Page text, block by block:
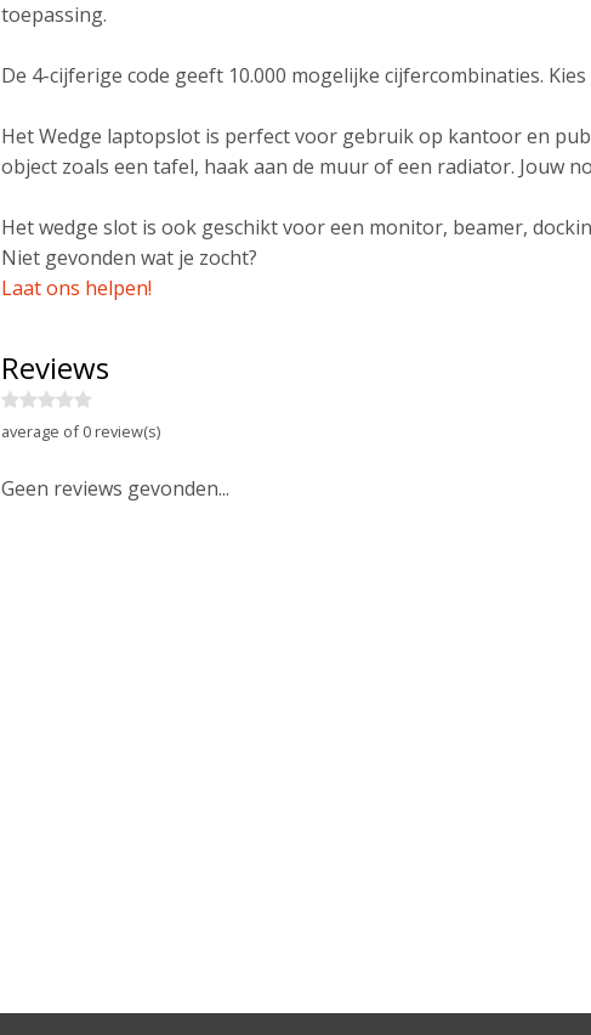
toepassing.
De 4-cijferige code geeft 10.000 mogelijke cijfercombinaties.
Het Wedge laptopslot is perfect voor gebruik op kantoor en
object zoals een tafel, haak aan de muur of een radiator. Jouw
Het wedge slot is ook geschikt voor een monitor, beamer,
Niet gevonden wat je zocht?
Laat ons helpen!
Reviews
average of 0 review(s)
Geen reviews gevonden...